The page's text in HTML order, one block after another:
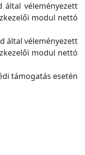
által véleményezett
modul nettó
által véleményezett
modul nettó
támogatás esetén